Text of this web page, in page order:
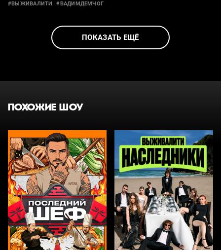
#ВЫЖИВАЛИТИ #ВАДИМДЕМЧОГ
ПОКАЗАТЬ ЕЩЁ
ПОХОЖИЕ ШОУ